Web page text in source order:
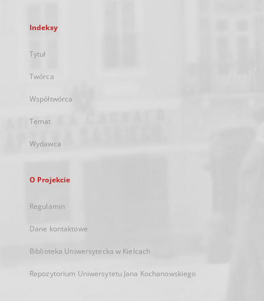
Indeksy
Tytuł
Twórca
Współtwórca
Temat
Wydawca
O Projekcie
Regulamin
Dane kontaktowe
Biblioteka Uniwersytecka w Kielcach
Repozytorium Uniwersytetu Jana Kochanowskiego